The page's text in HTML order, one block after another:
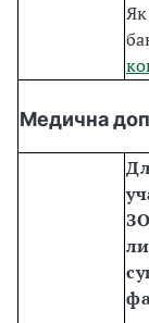
Медична